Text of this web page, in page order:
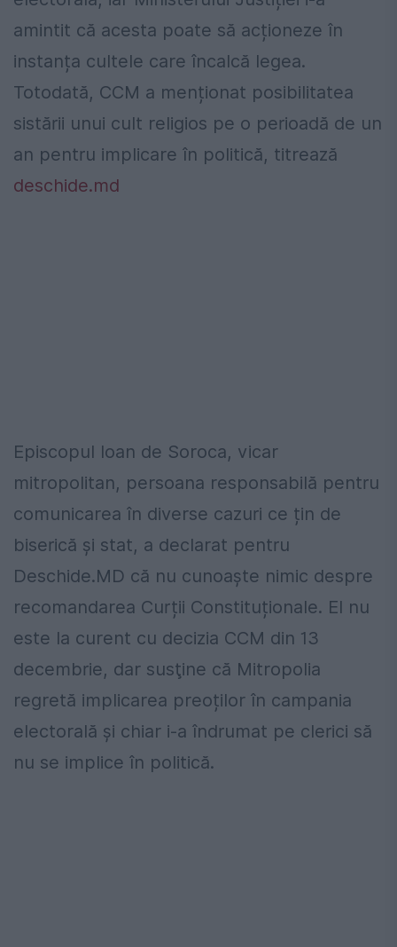
amintit că acesta poate să acționeze în
instanța cultele care încalcă legea.
Totodată, CCM a menționat posibilitatea
sistării unui cult religios pe o perioadă de un
an pentru implicare în politică, titrează
deschide.md
Episcopul Ioan de Soroca, vicar
mitropolitan, persoana responsabilă pentru
comunicarea în diverse cazuri ce țin de
biserică și stat, a declarat pentru
Deschide.MD că nu cunoaște nimic despre
recomandarea Curții Constituționale. El nu
este la curent cu decizia CCM din 13
decembrie, dar susţine că Mitropolia
regretă implicarea preoților în campania
electorală și chiar i-a îndrumat pe clerici să
nu se implice în politică.